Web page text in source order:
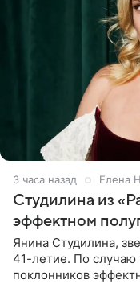
3 часа назад Елена
Студилина из
эффектном
Янина Студилина,
41-летие. По случаю
поклонников